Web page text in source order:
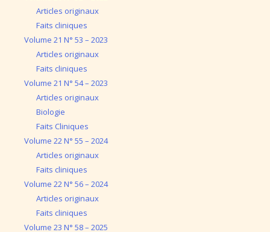
Articles originaux
Faits cliniques
Volume 21 N° 53 – 2023
Articles originaux
Faits cliniques
Volume 21 N° 54 – 2023
Articles originaux
Biologie
Faits Cliniques
Volume 22 N° 55 – 2024
Articles originaux
Faits cliniques
Volume 22 N° 56 – 2024
Articles originaux
Faits cliniques
Volume 23 N° 58 – 2025